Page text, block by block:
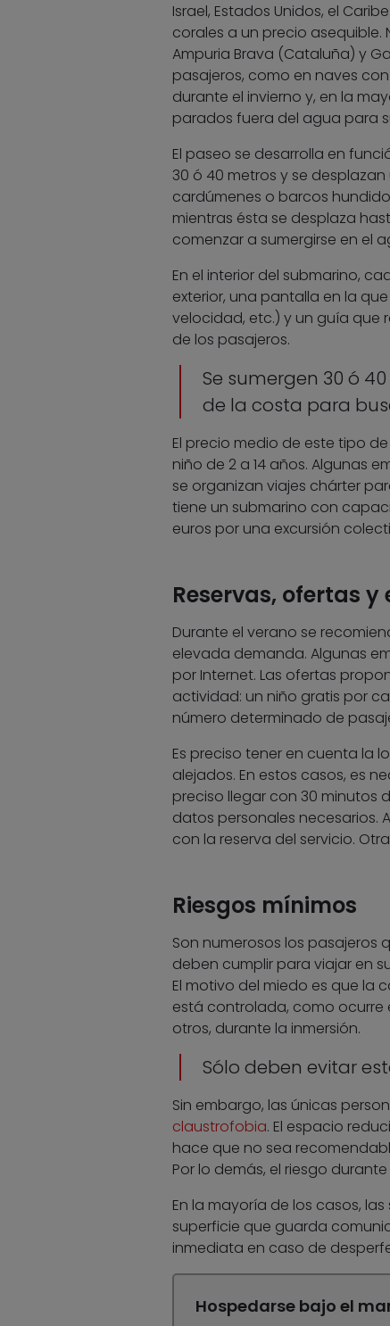
Israel, Estados Unidos, el
corales a un precio asequible.
Ampuria Brava (Cataluña) y
pasajeros, como en naves
durante el invierno y, en la
parados fuera del agua para
El paseo se desarrolla en
30 ó 40 metros y se
cardúmenes o barcos
mientras ésta se desplaza
comenzar a sumergirse en el
En el interior del submarino,
exterior, una pantalla en la
velocidad, etc.) y un guía que
de los pasajeros.
Se sumergen 30 ó
de la costa para
El precio medio de este tipo
niño de 2 a 14 años. Algunas
se organizan viajes chárter
tiene un submarino con
euros por una excursión
Reservas, ofertas
Durante el verano se
elevada demanda. Algunas
por Internet. Las ofertas
actividad: un niño gratis por
número determinado de
Es preciso tener en cuenta la
alejados. En estos casos, es
preciso llegar con 30 minutos
datos personales necesarios.
con la reserva del servicio.
Riesgos mínimos
Son numerosos los pasajeros
deben cumplir para viajar en
El motivo del miedo es que la
está controlada, como ocurre
otros, durante la inmersión.
Sólo deben evitar
Sin embargo, las únicas
claustrofobia. El espacio
hace que no sea
Por lo demás, el riesgo
En la mayoría de los casos,
superficie que guarda
inmediata en caso de
Hospedarse bajo el